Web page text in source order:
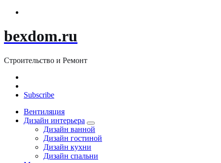
bexdom.ru
Строительство и Ремонт
Subscribe
Вентиляция
Дизайн интерьера
Дизайн ванной
Дизайн гостиной
Дизайн кухни
Дизайн спальни